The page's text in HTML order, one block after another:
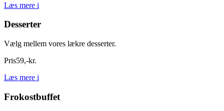
Læs mere i
Desserter
Vælg mellem vores lækre desserter.
Pris59,-kr.
Læs mere i
Frokostbuffet